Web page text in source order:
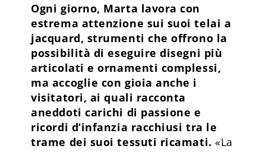
Ogni giorno, Marta lavora con
estrema attenzione sui suoi telai a
jacquard, strumenti che offrono la
possibilità di eseguire disegni più
articolati e ornamenti complessi,
ma accoglie con gioia anche i
visitatori, ai quali racconta
aneddoti carichi di passione e
ricordi d’infanzia racchiusi tra le
trame dei suoi tessuti ricamati.«La